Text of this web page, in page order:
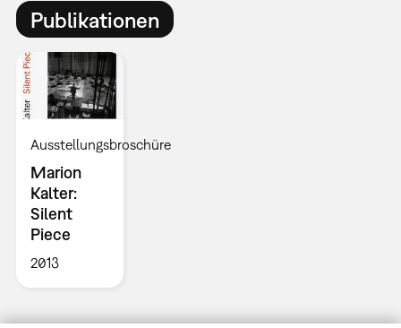
Publikationen
Ausstellungsbroschüre
Marion
Kalter:
Silent
Piece
2013